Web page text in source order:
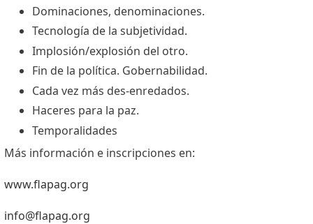
Dominaciones, denominaciones.
Tecnología de la subjetividad.
Implosión/explosión del otro.
Fin de la política. Gobernabilidad.
Cada vez más des-enredados.
Haceres para la paz.
Temporalidades
Más información e inscripciones en:
www.flapag.org
info@flapag.org